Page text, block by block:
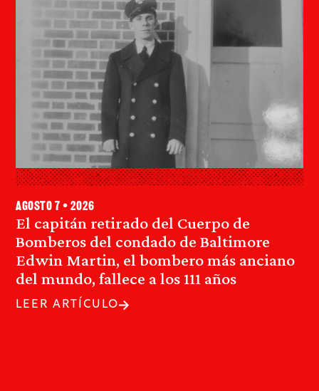
El capitán retirado del Cuerpo de
Bomberos del condado de Baltimore
Edwin Martin, el bombero más anciano
del mundo, fallece a los 111 años
agosto 7 • 2026
LEER ARTÍCULO